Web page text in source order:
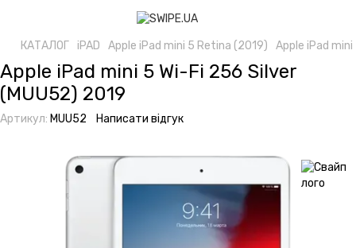
КАТАЛОГ iPAD Apple iPad mini 5 Retina (2019) Apple iPad
Apple iPad mini 5 Wi-Fi 256 Silver
(MUU52) 2019
Артикул: MUU52 Написати відгук